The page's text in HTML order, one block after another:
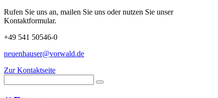
Rufen Sie uns an, mailen Sie uns oder nutzen Sie unser
Kontaktformular.
+49 541 50546-0
neuenhauser@vorwald.de
Zur Kontaktseite